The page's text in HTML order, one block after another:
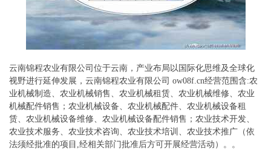
云南锦程农业有限公司位于云南，产业布局以国际化思维及全球化
视野进行延伸发展，云南锦程农业有限公司 ow08f.cn经营范围含:农
业机械制造、农业机械销售、农业机械租赁、农业机械维修、农业
机械配件销售；农业机械设备、农业机械配件、农业机械设备租
赁、农业机械设备维修、农业机械设备配件销售；农业技术开发、
农业技术服务、农业技术咨询、农业技术培训、农业技术推广（依
法须经批准的项目,经相关部门批准后方可开展经营活动）。。